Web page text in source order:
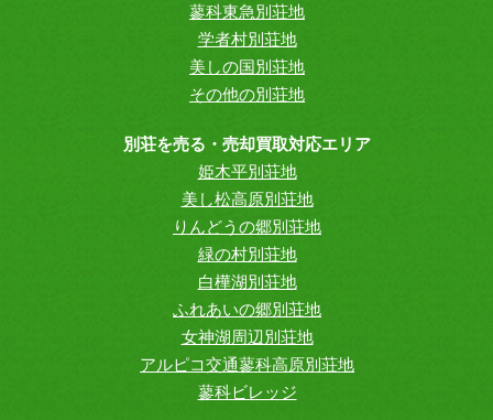
蓼科東急別荘地
学者村別荘地
美しの国別荘地
その他の別荘地
別荘を売る・売却買取対応エリア
姫木平別荘地
美し松高原別荘地
りんどうの郷別荘地
緑の村別荘地
白樺湖別荘地
ふれあいの郷別荘地
女神湖周辺別荘地
アルピコ交通蓼科高原別荘地
蓼科ビレッジ